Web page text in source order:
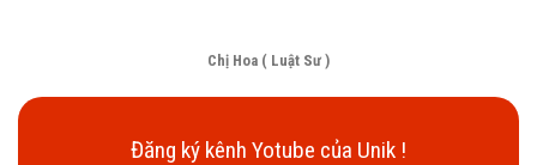
Chị Hoa ( Luật Sư )
Đăng ký kênh Yotube của Unik !